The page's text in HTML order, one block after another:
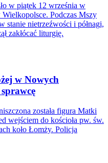
w piątek 12 września w
Podczas Mszy
stanie nietrzeźwości i półnagi,
zakłócać liturgię.
w Nowych
została figura Matki
wejściem do kościoła pw. św.
koło Łomży. Policja